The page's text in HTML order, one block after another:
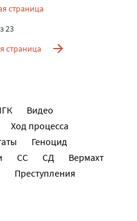
страница
23
страница
Видео
Ход процесса
Геноцид
СС СД
Вермахт
Преступления